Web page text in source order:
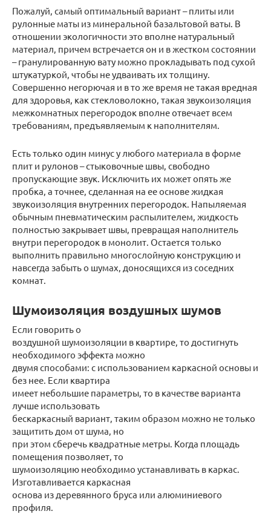
Пожалуй, самый оптимальный вариант – плиты или
рулонные маты из минеральной базальтовой ваты. В
отношении экологичности это вполне натуральный
материал, причем встречается он и в жестком состоянии
– гранулированную вату можно прокладывать под сухой
штукатуркой, чтобы не удваивать их толщину.
Совершенно негорючая и в то же время не такая вредная
для здоровья, как стекловолокно, такая звукоизоляция
межкомнатных перегородок вполне отвечает всем
требованиям, предъявляемым к наполнителям.
Есть только один минус у любого материала в форме
плит и рулонов – стыковочные швы, свободно
пропускающие звук. Исключить их может опять же
пробка, а точнее, сделанная на ее основе жидкая
звукоизоляция внутренних перегородок. Напыляемая
обычным пневматическим распылителем, жидкость
полностью закрывает швы, превращая наполнитель
внутри перегородок в монолит. Остается только
выполнить правильно многослойную конструкцию и
навсегда забыть о шумах, доносящихся из соседних
комнат.
Шумоизоляция воздушных шумов
Если говорить о
воздушной шумоизоляции в квартире, то достигнуть
необходимого эффекта можно
двумя способами: с использованием каркасной основы и
без нее. Если квартира
имеет небольшие параметры, то в качестве варианта
лучше использовать
бескаркасный вариант, таким образом можно не только
защитить дом от шума, но
при этом сберечь квадратные метры. Когда площадь
помещения позволяет, то
шумоизоляцию необходимо устанавливать в каркас.
Изготавливается каркасная
основа из деревянного бруса или алюминиевого
профиля.